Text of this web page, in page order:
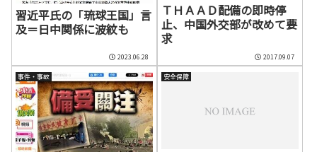
習近平氏の「琉球王国」言
及＝日中関係に波紋も
2023.06.28
ＴＨＡＡＤ配備の即時停
止、中国外交部が改めて要
求
2017.09.07
事件・事故 安全保障